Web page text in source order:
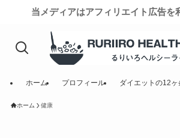
当メディアはアフィリエイト広告を
ホーム プロフィール ダイエットの12ヶ
ホーム 健康